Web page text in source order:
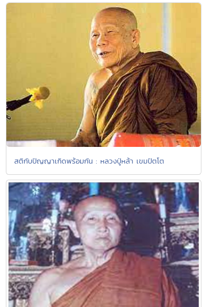
สติกับปัญญาเกิดพร้อมกัน : หลวงปู่หล้า เขมปัตโต